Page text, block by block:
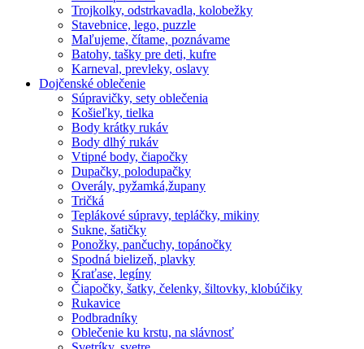
Trojkolky, odstrkavadla, kolobežky
Stavebnice, lego, puzzle
Maľujeme, čítame, poznávame
Batohy, tašky pre deti, kufre
Karneval, prevleky, oslavy
Dojčenské oblečenie
Súpravičky, sety oblečenia
Košieľky, tielka
Body krátky rukáv
Body dlhý rukáv
Vtipné body, čiapočky
Dupačky, polodupačky
Overály, pyžamká,župany
Tričká
Teplákové súpravy, tepláčky, mikiny
Sukne, šatičky
Ponožky, pančuchy, topánočky
Spodná bielizeň, plavky
Kraťase, legíny
Čiapočky, šatky, čelenky, šiltovky, klobúčiky
Rukavice
Podbradníky
Oblečenie ku krstu, na slávnosť